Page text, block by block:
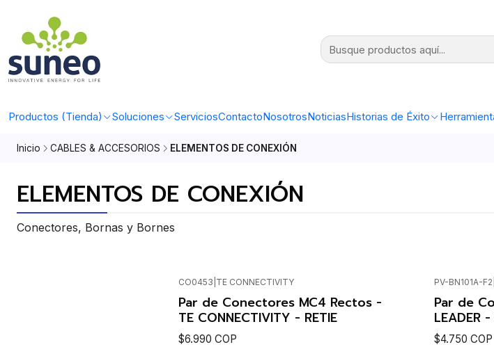
Productos (Tienda) Soluciones ServiciosContactoNosotrosNoticiasHistorias de Éxito
Inicio CABLES & ACCESORIOS ELEMENTOS DE CONEXIÓN
ELEMENTOS DE CONEXIÓN
Conectores, Bornas y Bornes
CO0453 TE CONNECTIVITY
Par de Conectores MC4 Rectos -
TE CONNECTIVITY - RETIE
$6.990 COP
PV-BN101A-F2
Par de
LEADER -
$4.750 COP